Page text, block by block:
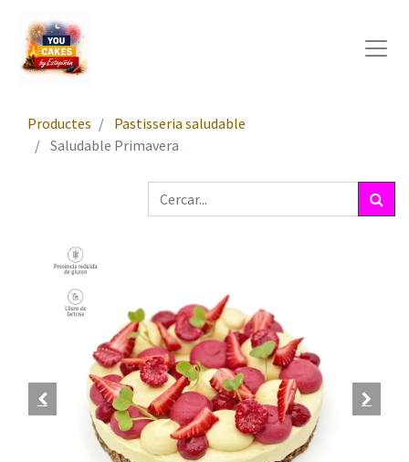
Productes
Pastisseria saludable
Saludable Primavera